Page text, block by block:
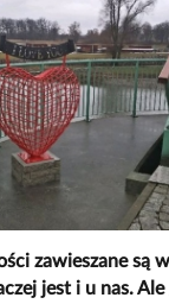
zawieszane są
jest i u nas. Ale